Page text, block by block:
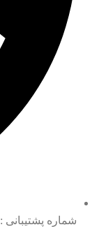
شماره پشتیبانی : 02191551305